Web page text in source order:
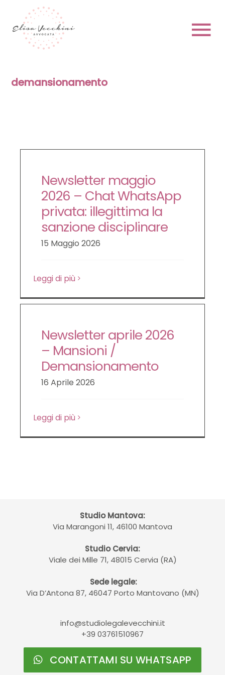
content
HOME
PRENOTA
LE NOVITÀ DA SAPERE
DIRITTO DEL LAVORO
CONTATTI
demansionamento
Newsletter maggio
2026 – Chat WhatsApp
privata: illegittima la
sanzione disciplinare
15 Maggio 2026
Leggi di più
Newsletter aprile 2026
– Mansioni /
Demansionamento
16 Aprile 2026
Leggi di più
Studio Mantova:
Via Marangoni 11, 46100 Mantova
Studio Cervia:
Viale dei Mille 71, 48015 Cervia (RA)
Sede legale:
Via D’Antona 87, 46047 Porto Mantovano (MN)
info@studiolegalevecchini.it
+39 03761510967
CONTATTAMI SU WHATSAPP